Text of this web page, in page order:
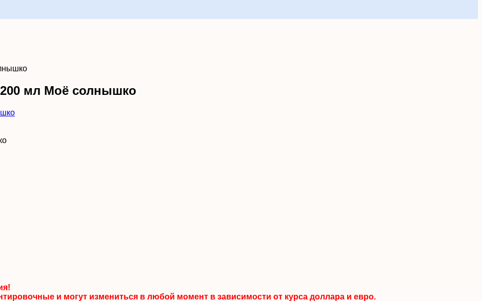
мл Моё солнышко
и могут измениться в любой момент в зависимости от курса доллара и евро.